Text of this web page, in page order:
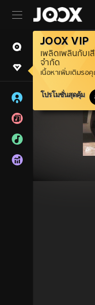
JOOX VIP
เพลิดเพลินกับเ
จำกัด
เนื้อหาเพิ่มเติมร
โปรโมชั่นสุดคุ้ม